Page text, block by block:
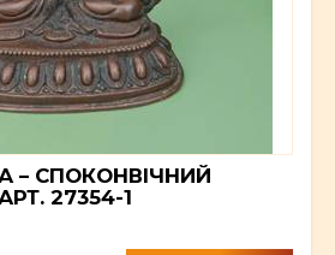
– СПОКОНВІЧНИЙ
27354-1